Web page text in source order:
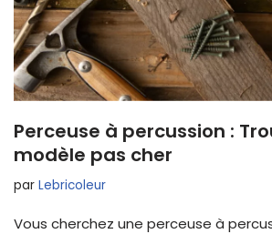
Perceuse à percussion :
modèle pas cher
par Lebricoleur
Vous cherchez une perceuse à